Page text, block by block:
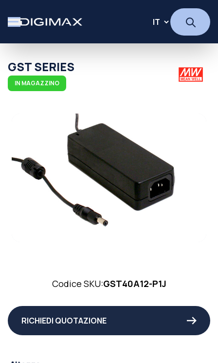
GST SERIES
IN MAGAZZINO
Codice SKU:GST40A12-P1J
RICHIEDI QUOTAZIONE